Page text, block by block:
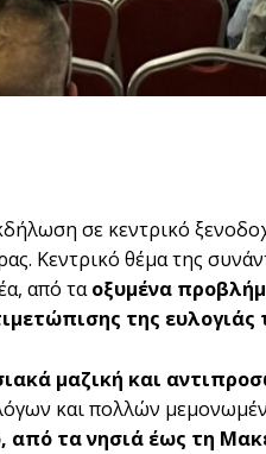
σε κεντρικό
Κεντρικό θέμα της
από ταοξυμένα
της
μαζική και
και πολλών
από τα νησιά έως τη